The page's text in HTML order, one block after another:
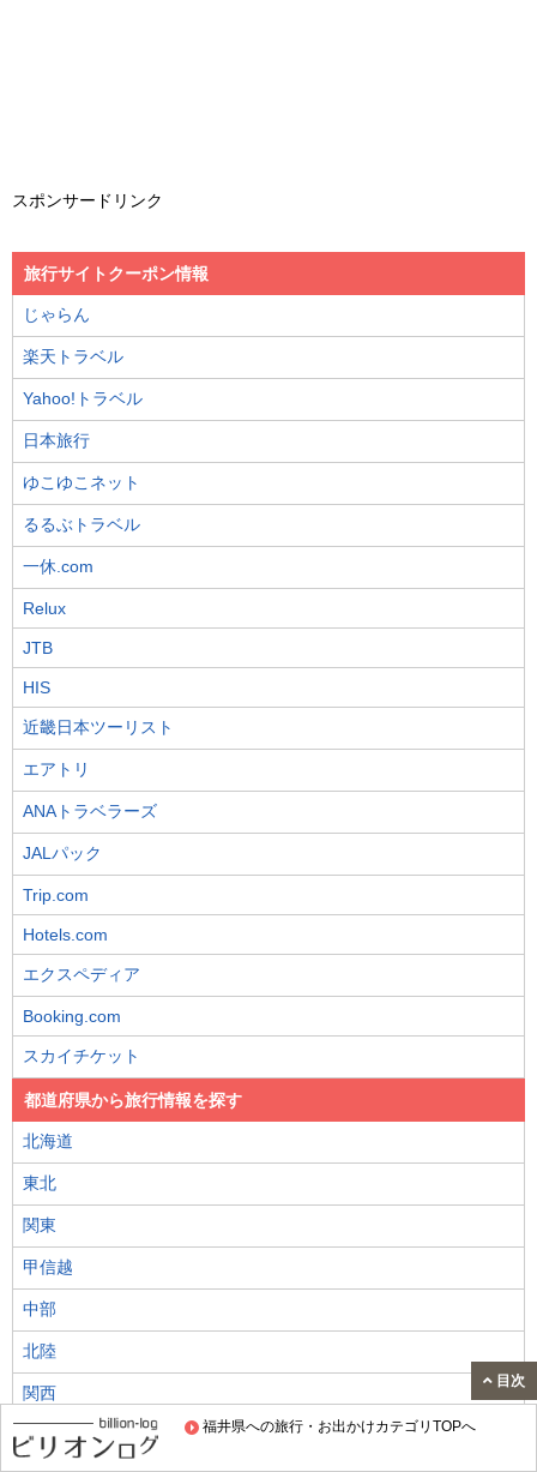
福井県への旅行・お出かけカテゴリTOPへ
スポンサードリンク
旅行サイトクーポン情報
じゃらん
楽天トラベル
Yahoo!トラベル
日本旅行
ゆこゆこネット
るるぶトラベル
一休.com
Relux
JTB
HIS
近畿日本ツーリスト
エアトリ
ANAトラベラーズ
JALパック
Trip.com
Hotels.com
エクスペディア
Booking.com
スカイチケット
都道府県から旅行情報を探す
北海道
東北
関東
甲信越
中部
北陸
関西
四国
目次